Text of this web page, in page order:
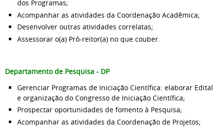
dos Programas;
Acompanhar as atividades da Coordenação Acadêmica;
Desenvolver outras atividades correlatas;
Assessorar o(a) Pró-reitor(a) no que couber.
Departamento de Pesquisa - DP
Gerenciar Programas de Iniciação Científica: elaborar Edital
e organização do Congresso de Iniciação Científica;
Prospectar oportunidades de fomento à Pesquisa;
Acompanhar as atividades da Coordenação de Projetos;